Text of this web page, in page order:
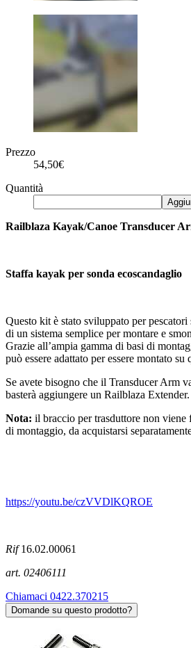
Prezzo
54,50€
Quantità
Railblaza Kayak/Canoe Transducer
Staffa kayak per sonda ecoscandaglio
Questo kit è stato sviluppato per
di un sistema semplice per montare e
Grazie all’ampia gamma di basi di
può essere adattato per essere montato
Se avete bisogno che il Transducer Arm
basterà aggiungere un Railblaza Extender.
Nota: il braccio per trasduttore non viene
di montaggio, da acquistarsi
https://youtu.be/czVVDlKQROE
Rif16.02.00061
art. 02406111
Chiamaci 0422.370215
Domande su questo prodotto?